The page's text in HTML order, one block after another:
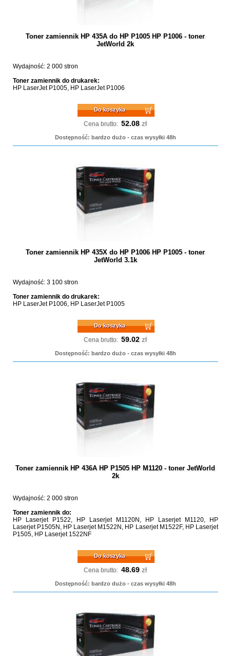
Toner zamiennik HP 435A do HP P1005 HP P1006 - toner
JetWorld 2k
Wydajność: 2 000 stron
Toner zamiennik do drukarek:
HP LaserJet P1005, HP LaserJet P1006
Do koszyka
Cena brutto: 52.08 zł
Dostępność: bardzo dużo - czas wysyłki 48h
Toner zamiennik HP 435X do HP P1006 HP P1005 - toner
JetWorld 3.1k
Wydajność: 3 100 stron
Toner zamiennik do drukarek:
HP LaserJet P1006, HP LaserJet P1005
Do koszyka
Cena brutto: 59.02 zł
Dostępność: bardzo dużo - czas wysyłki 48h
Toner zamiennik HP 436A HP P1505 HP M1120 - toner JetWorld
2k
Wydajność: 2 000 stron
Toner zamiennik do:
HP Laserjet P1522, HP Laserjet M1120N, HP Laserjet M1120, HP
Laserjet P1505N, HP Laserjet M1522N, HP Laserjet M1522F, HP Laserjet
P1505, HP Laserjet 1522NF
Do koszyka
Cena brutto: 48.69 zł
Dostępność: bardzo dużo - czas wysyłki 48h